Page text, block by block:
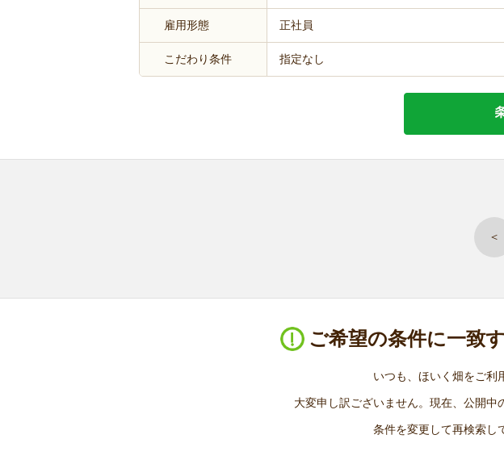
雇用形態 正社員
こだわり条件 指定なし
＜
ご希望の条件に一致
いつも、ほいく畑をご利
大変申し訳ございません。現在、公開中
条件を変更して再検索し